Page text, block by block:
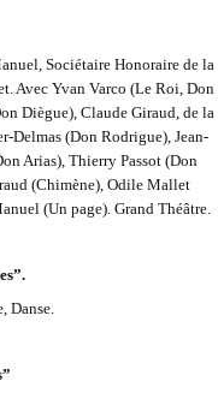
Sociétaire Honoraire de la
Avec Yvan Varco (Le Roi, Don
Diègue), Claude Giraud, de la
Delmas (Don Rodrigue), Jean-
Arias), Thierry Passot (Don
(Chimène), Odile Mallet
(Un page). Grand Théâtre.
Danse.